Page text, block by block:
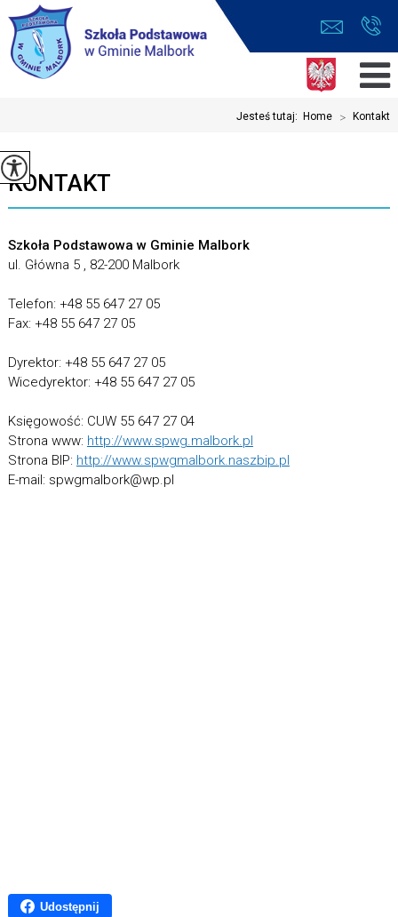
Jesteś tutaj: Home > Kontakt
KONTAKT
Szkoła Podstawowa w Gminie Malbork
ul. Główna 5 , 82-200 Malbork
Telefon: +48 55 647 27 05
Fax: +48 55 647 27 05
Dyrektor: +48 55 647 27 05
Wicedyrektor: +48 55 647 27 05
Księgowość: CUW 55 647 27 04
Strona www: http://www.spwg.malbork.pl
Strona BIP: http://www.spwgmalbork.naszbip.pl
E-mail: spwgmalbork@wp.pl
Udostępnij